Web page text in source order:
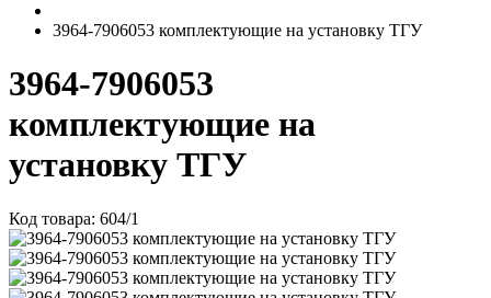
3964-7906053 комплектующие на установку ТГУ
3964-7906053
комплектующие на
установку ТГУ
Код товара: 604/1